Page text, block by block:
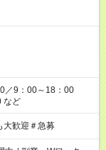
／9：00～18：00
など
歓迎＃急募